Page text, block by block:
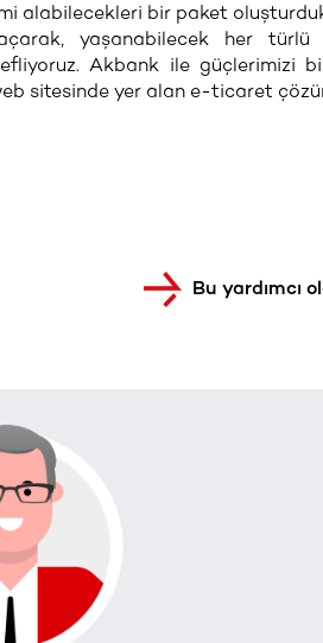
alabilecekleri bir paket
yaşanabilecek her türlü
Akbank ile güçlerimizi
sitesinde yer alan e-ticaret
Bu yardımcı